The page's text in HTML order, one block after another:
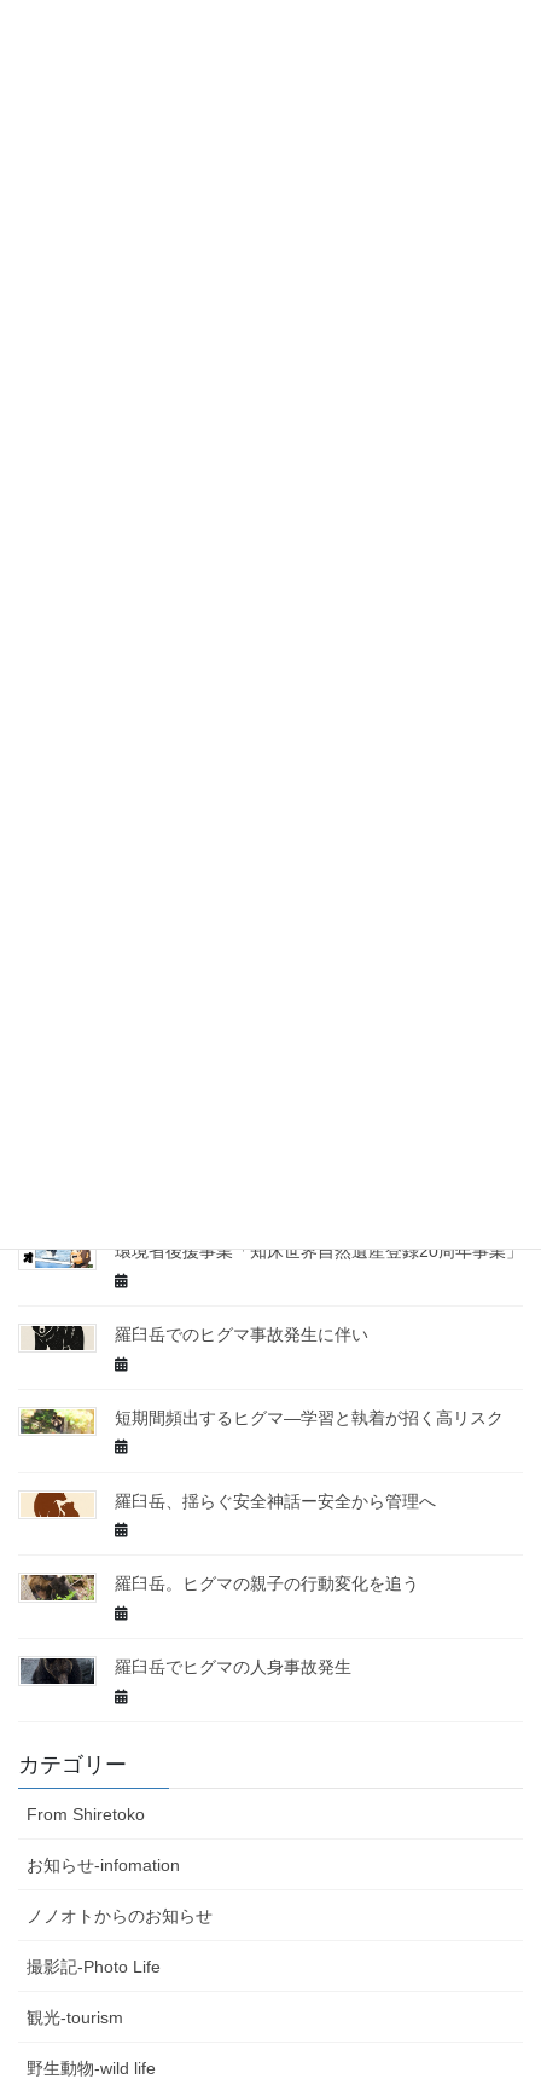
環境省後援事業「知床世界自然遺産登録20周年事業」
羅臼岳でのヒグマ事故発生に伴い
短期間頻出するヒグマ—学習と執着が招く高リスク
羅臼岳、揺らぐ安全神話ー安全から管理へ
羅臼岳。ヒグマの親子の行動変化を追う
羅臼岳でヒグマの人身事故発生
カテゴリー
From Shiretoko
お知らせ-infomation
ノノオトからのお知らせ
撮影記-Photo Life
観光-tourism
野生動物-wild life